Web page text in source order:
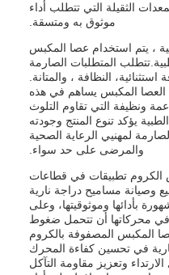
الثقيلة التي تتطلب أداء
موثوق به ومتسقة.
، يتم استخدام عصا المكبس
المتطلبات الصارمة
النظافة ، والمتانة.
العصا المكبس يساهم في هذه
ونظيفة التي تقاوم التلوث
يؤكد تنوع المنتج وجودته
لمهنيي الرعاية الصحية
والمرضى على حد سواء.
الكروم تطبيقات في قطاعات
وصيانة مساميح دراجة نارية
بأدائها وموثوقيتها، وعلى
محركاتها أن تتحمل ضغوط
المكبس المصفوفة بالكروم
في تحسين كفاءة المحرك
وتعزيز مقاومة التآكل